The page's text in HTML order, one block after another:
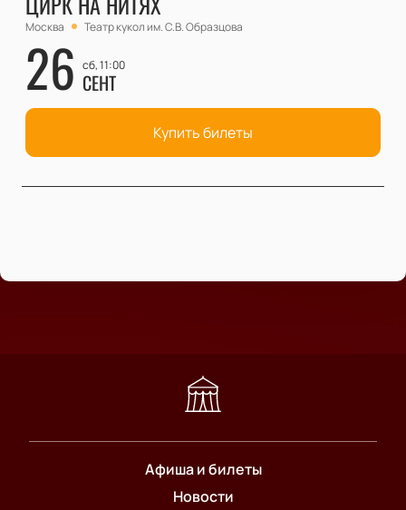
Москва Театр кукол им. С.В. Образцова
26 сб, 11:00
СЕНТ
Купить билеты
Афиша и билеты
Новости